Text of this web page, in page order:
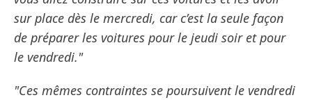
sur place dès le mercredi, car c’est la seule façon
de préparer les voitures pour le jeudi soir et pour
le vendredi."
"Ces mêmes contraintes se poursuivent le vendredi